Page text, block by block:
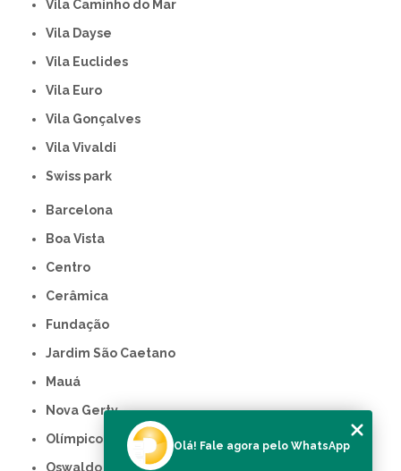
Vila Caminho do Mar
Vila Dayse
Vila Euclides
Vila Euro
Vila Gonçalves
Vila Vivaldi
swiss park
Barcelona
Boa Vista
Centro
Cerâmica
Fundação
Jardim São Caetano
Mauá
Nova Gerty
Olímpico
Oswaldo Cruz
Olá! Fale agora pelo WhatsApp